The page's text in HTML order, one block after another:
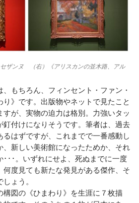
セザンヌ （右）《アリスカンの並木路、アル
もちろん、フィンセント・ファン・
り》です。出版物やネットで見たこと
すが、実物の迫力は格別。力強いタッ
釘付けになりそうです。筆者は、過去
るはずですが、これまでで一番感動し
、新しい美術館になったためか、それ
･･･。いずれにせよ、死ぬまでに一度
何度見ても新たな発見がある傑作、そ
ょう。
図の《ひまわり》を生涯に７枚描